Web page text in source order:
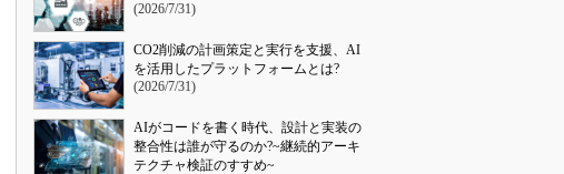
(2026/7/31)
CO2削減の計画策定と実行を支援、AI
を活用したプラットフォームとは?
(2026/7/31)
AIがコードを書く時代、設計と実装の
整合性は誰が守るのか?~継続的アーキ
テクチャ検証のすすめ~